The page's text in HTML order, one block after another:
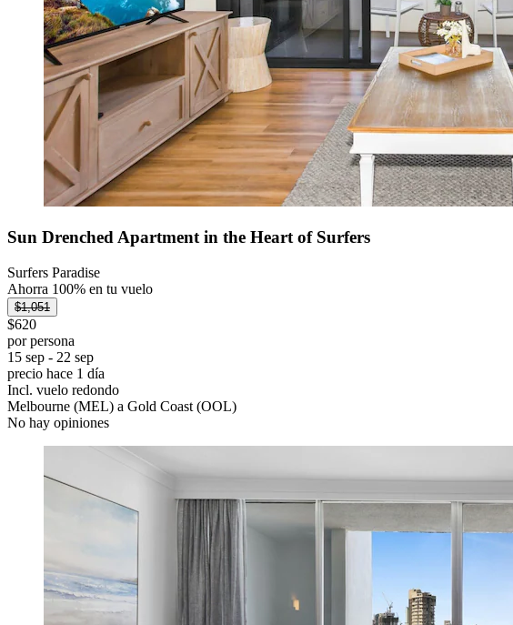
Sun Drenched Apartment in the Heart of Surfers
Surfers Paradise
Ahorra 100% en tu vuelo
$1,051
$620
por persona
15 sep - 22 sep
precio hace 1 día
Incl. vuelo redondo
Melbourne (MEL) a Gold Coast (OOL)
No hay opiniones